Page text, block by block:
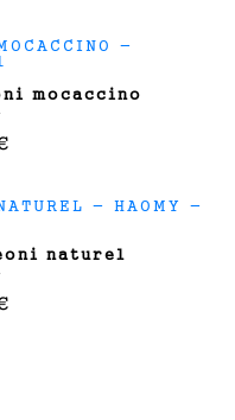
mocaccino
naturel